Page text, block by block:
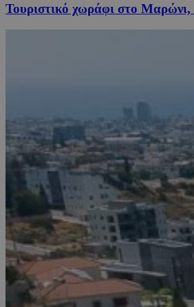
Τουριστικό χωράφι στο Μαρώνι,